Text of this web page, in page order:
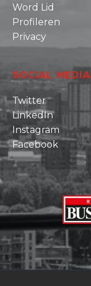
Word Lid
Profileren
Privacy
SOCIAL MEDIA
Twitter
LinkedIn
Instagram
Facebook